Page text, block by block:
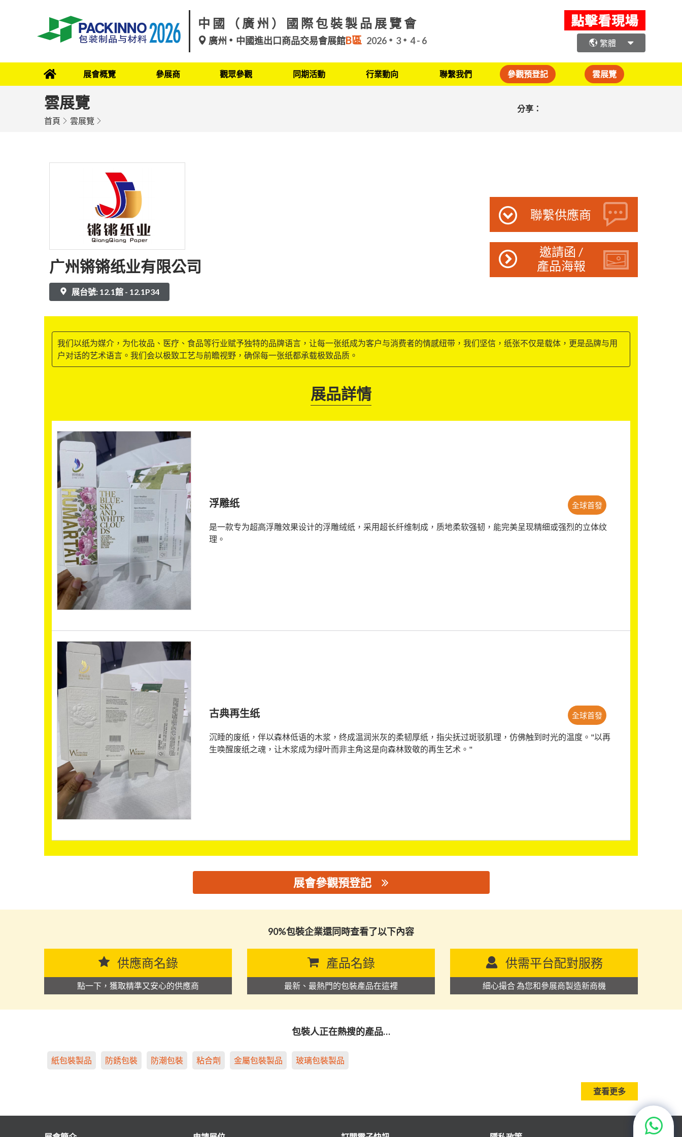
中國（廣州）國際包裝製品展覽會
廣州 中國進出口商品交易會展館B區 2026 3 4 - 6 繁體
展會概覽 參展商 觀眾參觀 同期活動 行業動向 聯繫我們 參觀預登記 雲展覽
雲展覽
首頁 雲展覽
分享：
广州锵锵纸业有限公司
展台號: 12.1館 - 12.1P34
聯繫供應商
邀請函 /
產品海報
我们以纸为媒介，为化妆品、医疗、食品等行业赋予独特的品牌语言，让每一张纸成为客户与消费者的情感纽带，我们坚信，纸张不仅是载体，更是品牌与用
户对话的艺术语言。我们会以极致工艺与前瞻视野，确保每一张纸都承载极致品质。
展品詳情
浮雕纸 全球首發
是一款专为超高浮雕效果设计的浮雕绒纸，采用超长纤维制成，质地柔软强韧，能完美呈现精细或强烈的立体纹
理。
古典再生纸 全球首發
沉睡的废纸，伴以森林低语的木浆，终成温润米灰的柔韧厚纸，指尖抚过斑驳肌理，仿佛触到时光的温度。"以再
生唤醒废纸之魂，让木浆成为绿叶而非主角这是向森林致敬的再生艺术。"
展會參觀預登記
90%包裝企業還同時查看了以下內容
供應商名錄
點一下，獲取精準又安心的供應商
產品名錄
最新、最熱門的包裝產品在這裡
供需平台配對服務
細心撮合 為您和參展商製造新商機
包裝人正在熱搜的產品…
紙包裝製品 防銹包裝 防潮包裝 粘合劑 金屬包裝製品 玻璃包裝製品
查看更多